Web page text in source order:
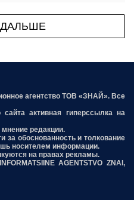
агентство ТОВ «ЗНАЙ». Все
активная гиперссылка на
мнение редакции.
за обоснованность и толкование
носителем информации.
на правах рекламы.
AGENTSTVO ZNAI,